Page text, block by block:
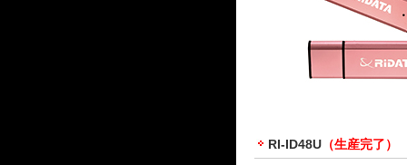
RI-ID48U （生産完了）